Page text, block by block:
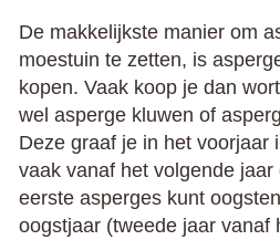
De makkelijkste manier om
moestuin te zetten, is
kopen. Vaak koop je dan
wel asperge kluwen of
Deze graaf je in het voorjaar
vaak vanaf het volgende jaar
eerste asperges kunt
oogstjaar (tweede jaar vanaf